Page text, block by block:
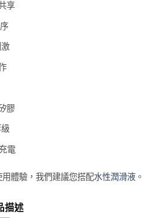
享
膠
電
體驗，我們建議您搭配水性潤滑液。
描述